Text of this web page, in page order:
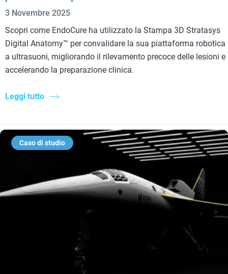
3 Novembre 2025
Scopri come EndoCure ha utilizzato la Stampa 3D Stratasys
Digital Anatomy™ per convalidare la sua piattaforma robotica
a ultrasuoni, migliorando il rilevamento precoce delle lesioni e
accelerando la preparazione clinica.
Leggi tutto
Caso di studio